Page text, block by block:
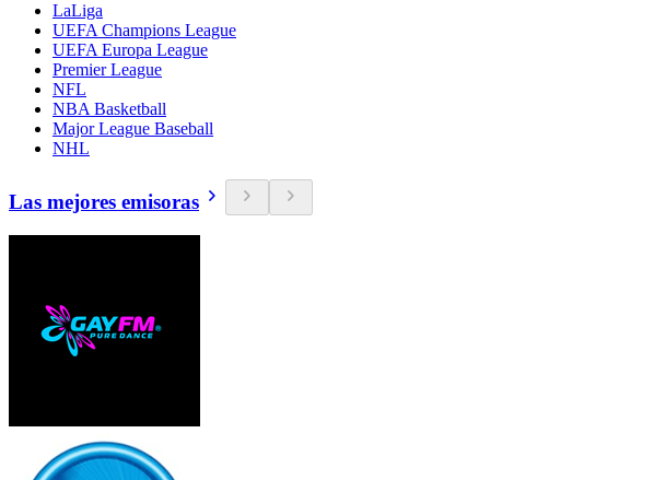
LaLiga
UEFA Champions League
UEFA Europa League
Premier League
NFL
NBA Basketball
Major League Baseball
NHL
Las mejores emisoras